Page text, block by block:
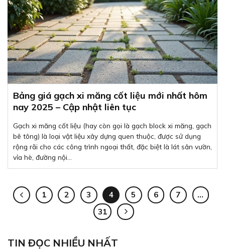
Bảng giá gạch xi măng cốt liệu mới nhất hôm
nay 2025 – Cập nhật liên tục
Gạch xi măng cốt liệu (hay còn gọi là gạch block xi măng, gạch
bê tông) là loại vật liệu xây dựng quen thuộc, được sử dụng
rộng rãi cho các công trình ngoại thất, đặc biệt là lát sân vườn,
vỉa hè, đường nội...
1 2 3 4 5 6 7
…
31
TIN ĐỌC NHIỀU NHẤT